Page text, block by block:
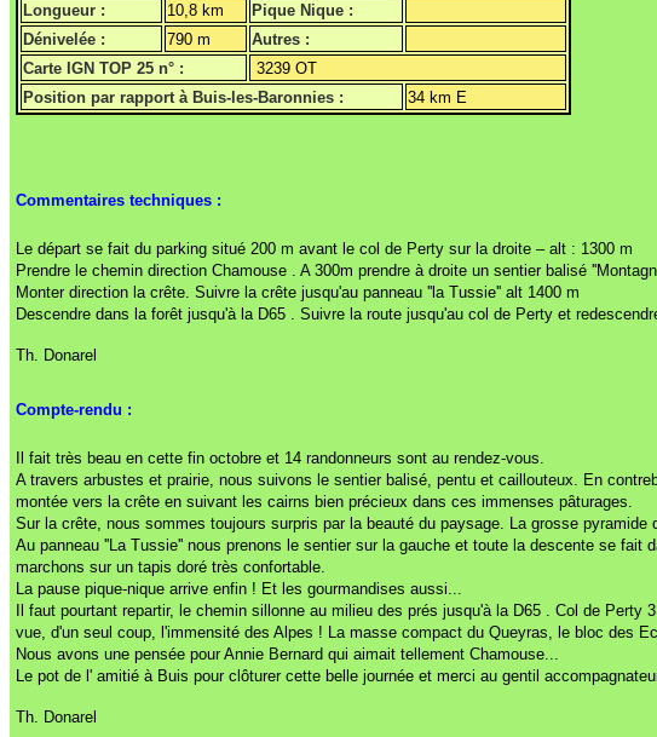
Longueur :
10,8 km
Pique Nique :
Dénivelée :
790 m
Autres :
Carte IGN TOP 25 n° :
3239 OT
Position par rapport à Buis-les-Baronnies :
34 km E
Commentaires techniques :
Le départ se fait du parking situé 200 m avant le col de Perty sur la droite – alt : 1300 m
Prendre le chemin direction Chamouse . A 300m prendre à droite un sentier balisé
Monter direction la crête. Suivre la crête jusqu'au panneau ''la Tussie'' alt 1400 m
Descendre dans la forêt jusqu'à la D65 . Suivre la route jusqu'au col de Perty et
Th. Donarel
Compte-rendu :
Il fait très beau en cette fin octobre et 14 randonneurs sont au rendez-vous.
A travers arbustes et prairie, nous suivons le sentier balisé, pentu et caillouteux. En
montée vers la crête en suivant les cairns bien précieux dans ces immenses pâturages.
Sur la crête, nous sommes toujours surpris par la beauté du paysage. La grosse
Au panneau ''La Tussie'' nous prenons le sentier sur la gauche et toute la descente se
marchons sur un tapis doré très confortable.
La pause pique-nique arrive enfin ! Et les gourmandises aussi...
Il faut pourtant repartir, le chemin sillonne au milieu des prés jusqu'à la D65 . Col de
vue, d'un seul coup, l'immensité des Alpes ! La masse compact du Queyras, le bloc des
Nous avons une pensée pour Annie Bernard qui aimait tellement Chamouse...
Le pot de l' amitié à Buis pour clôturer cette belle journée et merci au gentil
Th. Donarel